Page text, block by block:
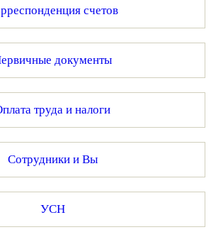
счетов
документы
труда и налоги
Сотрудники и Вы
УСН